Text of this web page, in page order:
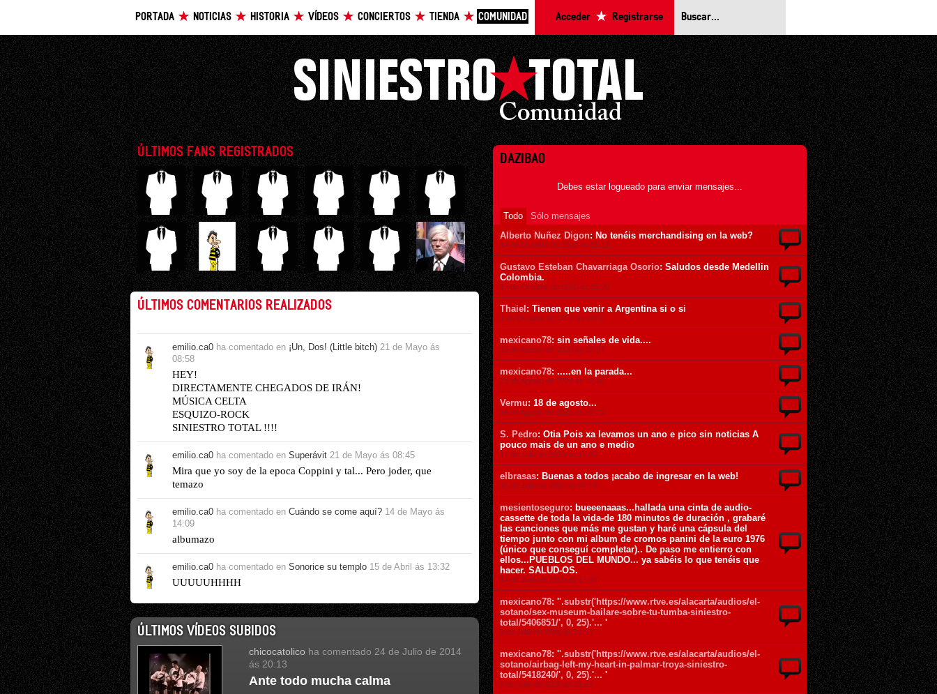
PORTADA NOTICIAS HISTORIA VÍDEOS CONCIERTOS TIENDA COMUNIDAD Acceder Registrarse
ÚLTIMOS FANS REGISTRADOS
ÚLTIMOS COMENTARIOS REALIZADOS
emilio.ca0 ha comentado en ¡Un, Dos! (Little bitch) 21 de Mayo ás
08:58
HEY!
DIRECTAMENTE CHEGADOS DE IRÁN!
MÚSICA CELTA
ESQUIZO-ROCK
SINIESTRO TOTAL !!!!
emilio.ca0 ha comentado en Superávit 21 de Mayo ás 08:45
Mira que yo soy de la epoca Coppini y tal... Pero joder, que
temazo
emilio.ca0 ha comentado en Cuándo se come aquí? 14 de Mayo ás
14:09
albumazo
emilio.ca0 ha comentado en Sonorice su templo 15 de Abril ás 13:32
UUUUUHHHH
ÚLTIMOS VÍDEOS SUBIDOS
chicocatolico ha comentado 24 de Julio de 2014
ás 20:13
Ante todo mucha calma
DAZIBAO
Debes estar logueado para enviar mensajes...
Todo
Sólo mensajes
Alberto Nuñez Digon: No tenéis merchandising en la web?
14 de Octubre de 2020 ás 15:12
Gustavo Esteban Chavarriaga Osorio: Saludos desde Medellin
Colombia.
13 de Octubre de 2020 ás 15:08
Thaiel : Tienen que venir a Argentina si o si
1 de Octubre de 2020 ás 00:31
mexicano78: sin señales de vida....
21 de Agosto de 2020 ás 22:07
mexicano78: .....en la parada...
21 de Agosto de 2020 ás 22:06
Vermu: 18 de agosto...
18 de Agosto de 2020 ás 07:24
S. Pedro: Otia Pois xa levamos un ano e pico sin noticias A
pouco mais de un ano e medio
17 de Julio de 2020 ás 17:43
elbrasas: Buenas a todos ¡acabo de ingresar en la web!
15 de Julio de 2020 ás 01:19
mesientoseguro: bueeenaaas...hallada una cinta de audio-
cassette de toda la vida-de 180 minutos de duración , grabaré
las canciones que más me gustan y haré una cápsula del
tiempo junto con mi album de cromos panini de la euro 1976
(único que conseguí completar).. De paso me entierro con
ellos...PUEBLOS DEL MUNDO... ya sabéis lo que tenéis que
hacer. SALUD-OS.
14 de Julio de 2020 ás 17:57
mexicano78: ''.substr('https://www.rtve.es/alacarta/audios/el-
sotano/sex-museum-bailare-sobre-tu-tumba-siniestro-
total/5406851/', 0, 25).'... '
8 de Julio de 2020 ás 21:56
mexicano78: ''.substr('https://www.rtve.es/alacarta/audios/el-
sotano/airbag-left-my-heart-in-palmar-troya-siniestro-
total/5418240/', 0, 25).'... '
8 de Julio de 2020 ás 21:55